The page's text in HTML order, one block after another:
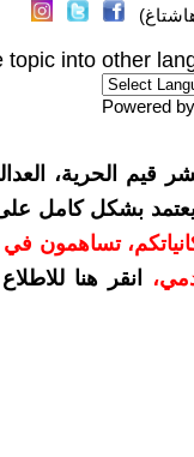
topic into other
Powered by
الحرية، العدالة
يعتمد بشكل كامل
إمكانياتكم،
،
انقر هنا